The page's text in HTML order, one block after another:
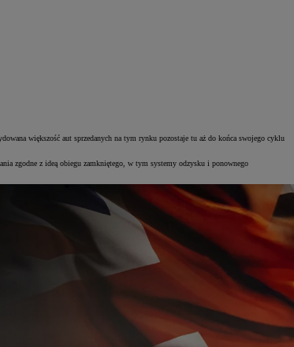
większość aut sprzedanych na tym rynku pozostaje tu aż do końca swojego cyklu
zgodne z ideą obiegu zamkniętego, w tym systemy odzysku i ponownego